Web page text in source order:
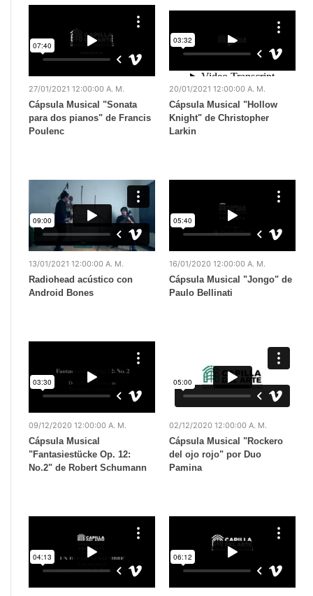
27/01/2021 12:00:00 A. M.
Cápsula Musical "Sonata
para dos pianos" de Francis
Poulenc
20/01/2021 12:00:00 A. M.
Cápsula Musical "Hollow
Knight" de Christopher
Larkin
13/01/2021 12:00:00 A. M.
Radiohead acústico con
Android Bones
16/01/2020 12:00:00 A. M.
Cápsula Musical "Jongo" de
Paulo Bellinati
09/12/2020 12:00:00 A. M.
Cápsula Musical
"Fantasiestücke Op. 12:
No.2" de Robert Schumann
02/12/2020 12:00:00 A. M.
Cápsula Musical "Rockero
del ojo rojo" por Duo
Pamina